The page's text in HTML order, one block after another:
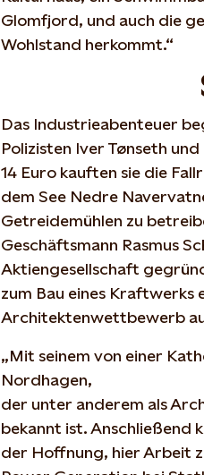
Glomfjord, und auch die
Wohlstand herkommt.“
Das Industrieabenteuer
Polizisten Iver Tønseth
14 Euro kauften sie die
dem See Nedre
Getreidemühlen zu
Geschäftsmann Rasmus
Aktiengesellschaft
zum Bau eines Kraftwerks
Architektenwettbewerb
„Mit seinem von einer
Nordhagen,
der unter anderem als
bekannt ist. Anschließend
der Hoffnung, hier Arbeit